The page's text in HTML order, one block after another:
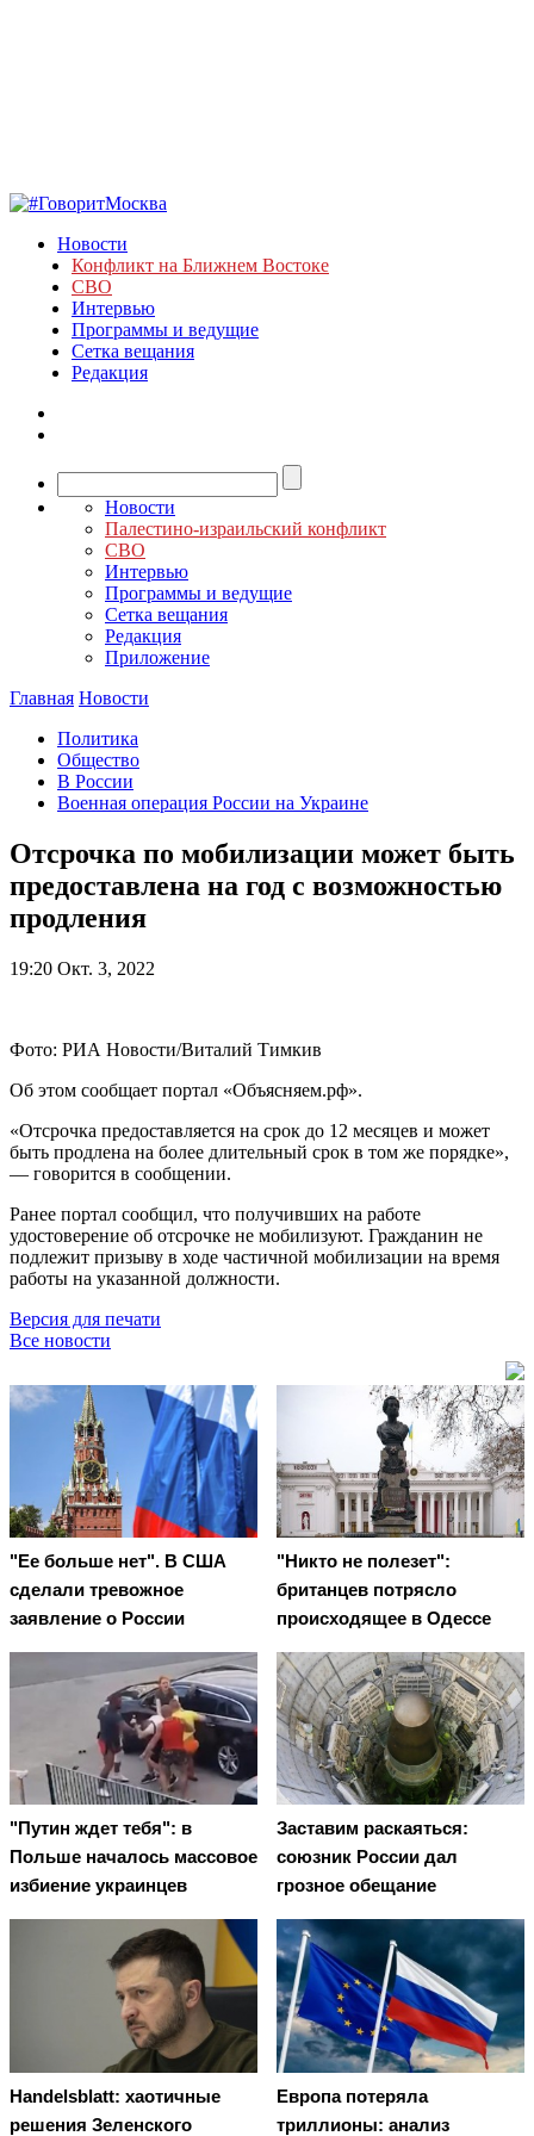
Новости
Конфликт на Ближнем Востоке
СВО
Интервью
Программы и ведущие
Сетка вещания
Редакция
Новости
Палестино-израильский конфликт
СВО
Интервью
Программы и ведущие
Сетка вещания
Редакция
Приложение
Главная Новости
Политика
Общество
В России
Военная операция России на Украине
Отсрочка по мобилизации может быть
предоставлена на год с возможностью
продления
19:20 Окт. 3, 2022
Фото: РИА Новости/Виталий Тимкив
Об этом сообщает портал «Объясняем.рф».
«Отсрочка предоставляется на срок до 12 месяцев и может
быть продлена на более длительный срок в том же порядке»,
— говорится в сообщении.
Ранее портал сообщил, что получивших на работе
удостоверение об отсрочке не мобилизуют. Гражданин не
подлежит призыву в ходе частичной мобилизации на время
работы на указанной должности.
Версия для печати
Все новости
"Ее больше нет". В США
сделали тревожное
заявление о России
"Никто не полезет":
британцев потрясло
происходящее в Одессе
"Путин ждет тебя": в
Польше началось массовое
избиение украинцев
Заставим раскаяться:
союзник России дал
грозное обещание
Handelsblatt: хаотичные
решения Зеленского
Европа потеряла
триллионы: анализ